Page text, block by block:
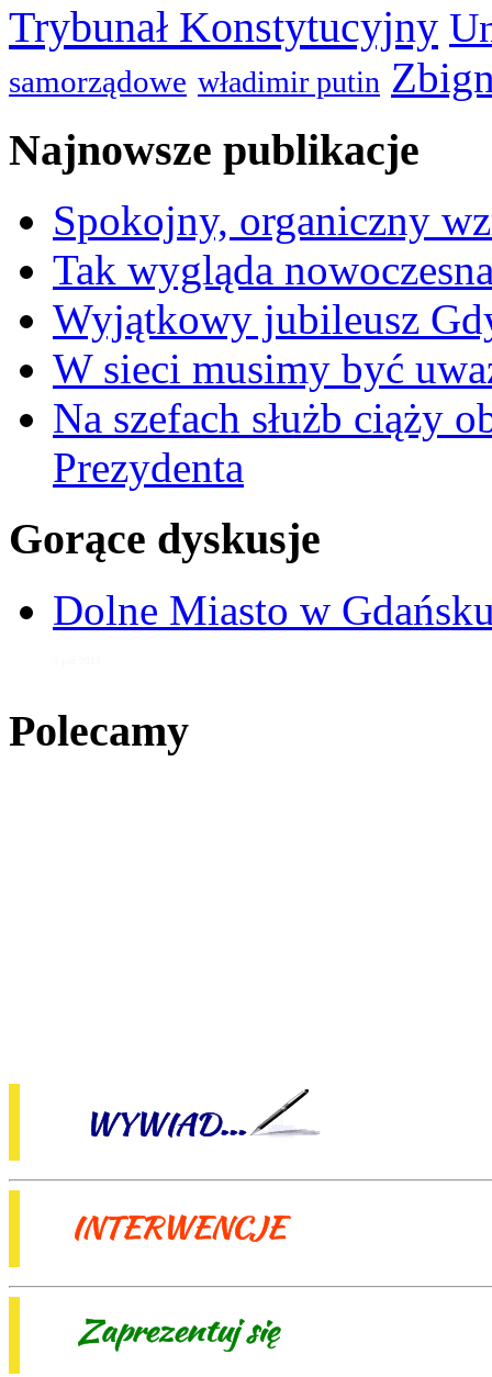
Trybunał Konstytucyjny
samorządowe władimir putin
Najnowsze publikacje
Spokojny, organiczny
Tak wygląda
Wyjątkowy jubileusz
W sieci musimy być
Na szefach służb ciąży
Prezydenta
Gorące dyskusje
Dolne Miasto w
Polecamy